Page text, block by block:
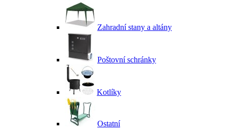
Zahradní stany a altány
Poštovní schránky
Kotlíky
Ostatní